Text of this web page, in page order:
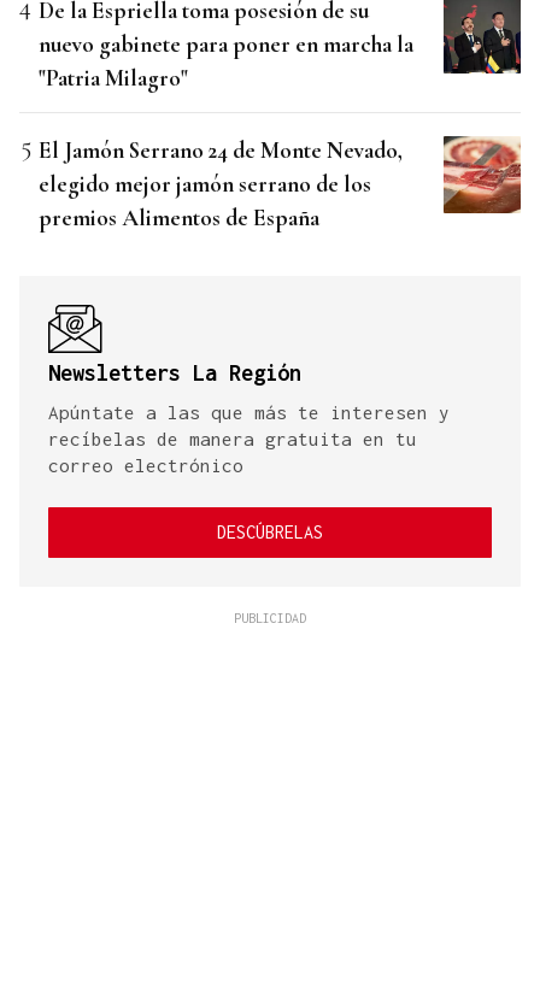
De la Espriella toma posesión de su
nuevo gabinete para poner en marcha la
"Patria Milagro"
El Jamón Serrano 24 de Monte Nevado,
elegido mejor jamón serrano de los
premios Alimentos de España
Newsletters La Región
Apúntate a las que más te interesen y
recíbelas de manera gratuita en tu
correo electrónico
DESCÚBRELAS